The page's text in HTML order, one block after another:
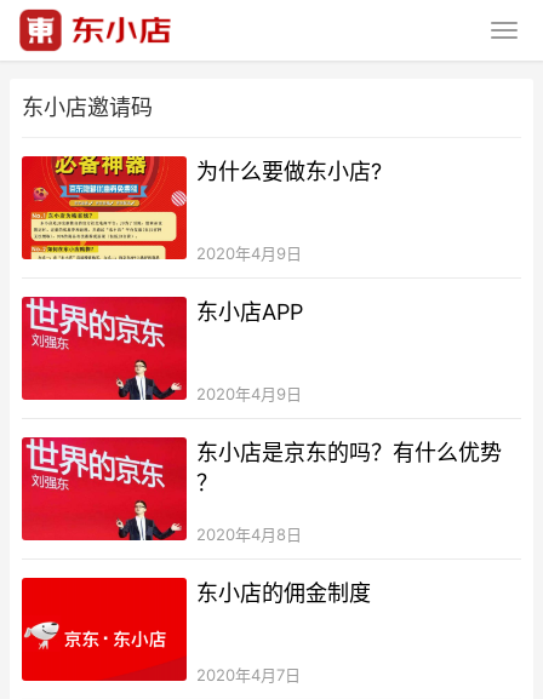
东小店邀请码
为什么要做东小店?
2020年4月9日
东小店APP
2020年4月9日
东小店是京东的吗？有什么优势
？
2020年4月8日
东小店的佣金制度
2020年4月7日